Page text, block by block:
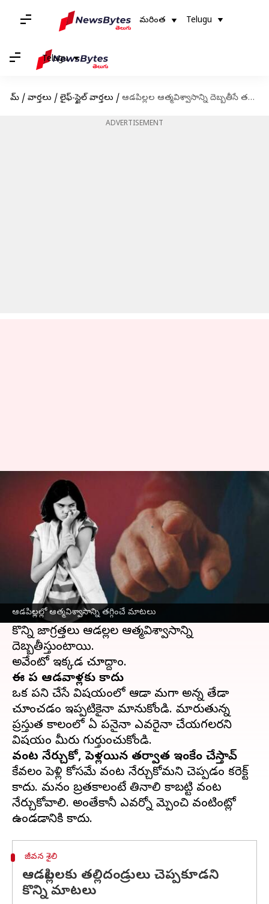
మరింత Telugu
Telugu
హోమ్ / వార్తలు / లైఫ్-స్టైల్ వార్తలు / ఆడపిల్లల ఆత్మవిశ్వాసాన్ని దెబ్బతీసే తల్లిదండ్రులు చెప్పే మాటలు
ADVERTISEMENT
ఆడపిల్లల్లో ఆత్మవిశ్వాసాన్ని తగ్గించే మాటలు
ఆడపిల్లల ఆత్మవిశ్వాసాన్ని దెబ్బతీసే
తల్లిదండ్రులు చెప్పే మాటలు
Sriram Pranateja Mar 16, 2023 05:25 pm
ఈ వార్తాకథనం ఏంటి
ఆడపిల్లలనుపెంచడంలో తల్లిదండ్రులు చాలా జాగ్రత్తగా
వ్యవహరిస్తుంటారు. ఆ జాగ్రత్త కొన్ని కొన్ని సార్లు అతి
జాగ్రత్తగా మారిపోతూ ఉంటుంది అలాంటి టైం లోనే
కొన్ని జాగ్రత్తలు ఆడపిల్లల ఆత్మవిశ్వాసాన్ని
దెబ్బతీస్తుంటాయి.
ఈ పని ఆడవాళ్లకు కాదు
ఒక పని చేసే విషయంలో ఆడా మగా అన్న తేడా
చూపించడం ఇప్పటికైనా మానుకోండి. మారుతున్న
ప్రస్తుత కాలంలో ఏ పనైనా ఎవరైనా చేయగలరని
వంట నేర్చుకో, పెళ్లయిన తర్వాత ఇంకేం చేస్తావ్
కేవలం పెళ్లి కోసమే వంట నేర్చుకోమని చెప్పడం కరెక్ట్
కాదు. మనం బ్రతకాలంటే తినాలి కాబట్టి వంట
నేర్చుకోవాలి. అంతేకానీ ఎవర్నో మెప్పించి వంటింట్లో
జీవన శైలి
ఆడపిల్లలకు తల్లిదండ్రులు చెప్పకూడని
కొన్ని మాటలు